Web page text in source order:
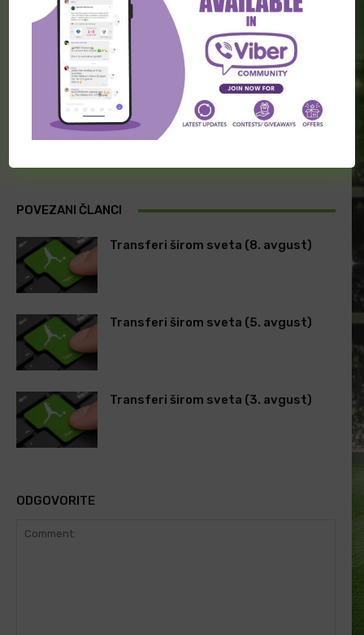
Facebook Twitter
PRETHODNA VEST
Imamo li novu podelu
SLEDEĆA VEST
POVEZANI ČLANCI
Transferi širom sveta (8. avgust)
Transferi širom sveta (5. avgust)
Transferi širom sveta (3. avgust)
ODGOVORITE